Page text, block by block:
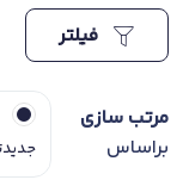
مرتب سازی
براساس